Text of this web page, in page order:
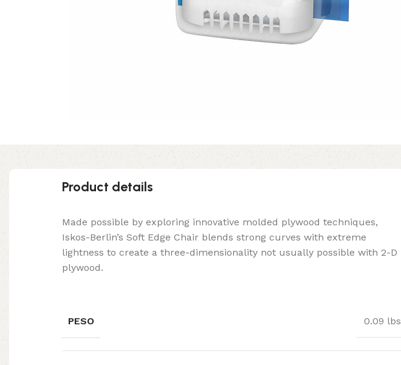
Product details
Made possible by exploring innovative molded plywood techniques,
Iskos-Berlin’s Soft Edge Chair blends strong curves with extreme
lightness to create a three-dimensionality not usually possible with 2-D
plywood.
PESO 0.09 lbs